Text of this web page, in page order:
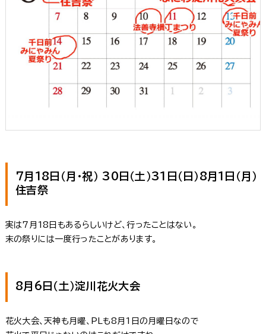
7月18日（月・祝） 30日（土）31日（日）8月1日（月）
住吉祭
実は7月18日もあるらしいけど、行ったことはない。
末の祭りには一度行ったことがあります。
8月6日（土）淀川花火大会
花火大会、天神も月曜、PLも8月1日の月曜日なので